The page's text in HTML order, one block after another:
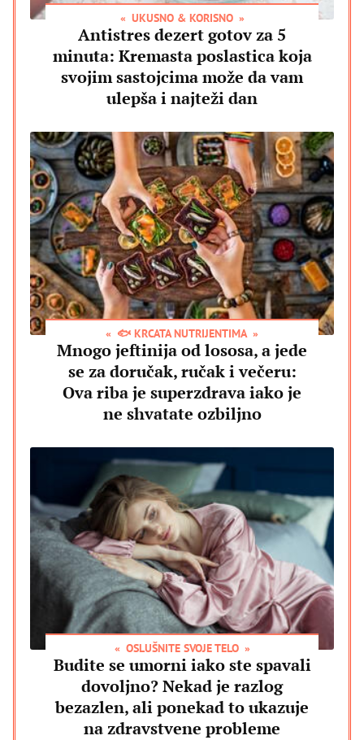
UKUSNO & KORISNO
Antistres dezert gotov za 5
minuta: Kremasta poslastica koja
svojim sastojcima može da vam
ulepša i najteži dan
🐟 KRCATA NUTRIJENTIMA
Mnogo jeftinija od lososa, a jede
se za doručak, ručak i večeru:
Ova riba je superzdrava iako je
ne shvatate ozbiljno
OSLUŠNITE SVOJE TELO
Budite se umorni iako ste spavali
dovoljno? Nekad je razlog
bezazlen, ali ponekad to ukazuje
na zdravstvene probleme